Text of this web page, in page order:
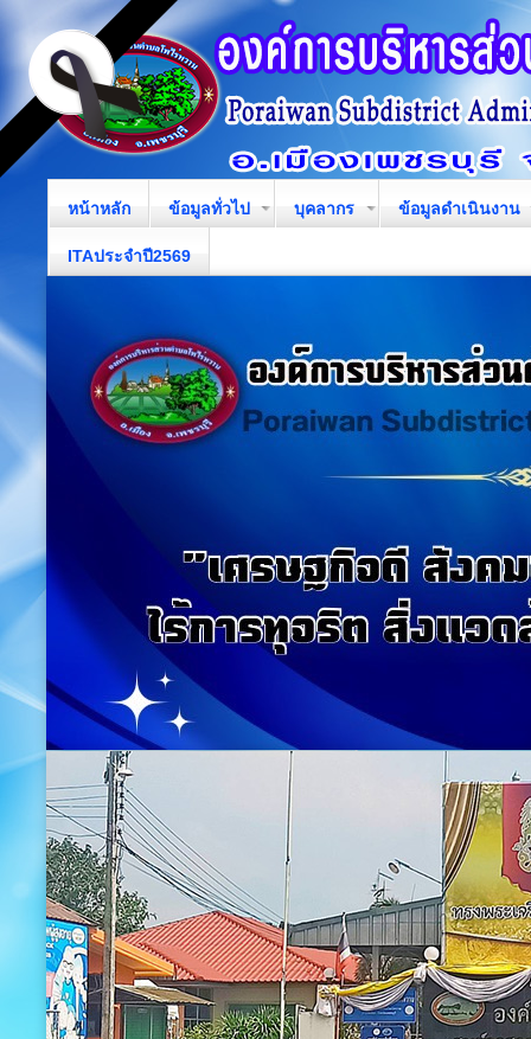
หน้าหลัก ข้อมูลทั่วไป บุคลากร ข้อมูลดำเนินงาน
ITAประจำปี2569